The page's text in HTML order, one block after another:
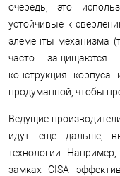
очередь, это
устойчивые к
элементы механизма
часто защищаются
конструкция
продуманной, чтобы
Ведущие
идут еще дальше,
технологии.
замках CISA